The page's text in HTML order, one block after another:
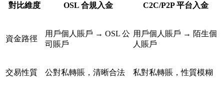
對比維度 OSL 合規入金 C2C/P2P 平台入金
資金路徑
用戶個人賬戶 → OSL 公
司賬戶
用戶個人賬戶 → 陌生個
人賬戶
交易性質 公對私轉賬，清晰合法 私對私轉賬，性質模糊